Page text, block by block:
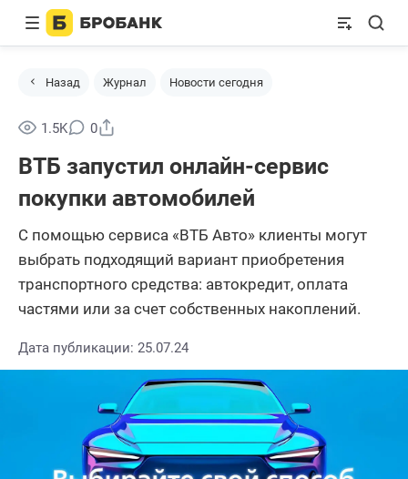
Назад Журнал Новости сегодня
1.5K 0
ВТБ запустил онлайн-сервис
покупки автомобилей
С помощью сервиса «ВТБ Авто» клиенты могут
выбрать подходящий вариант приобретения
транспортного средства: автокредит, оплата
частями или за счет собственных накоплений.
Дата публикации: 25.07.24